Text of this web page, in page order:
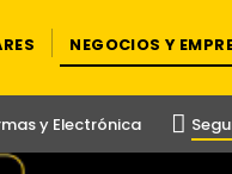
NEGOCIOS Y
y Electrónica